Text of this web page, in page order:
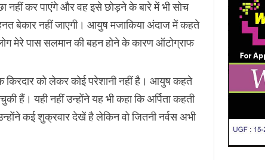
नहीं कर पाएंगे और वह इसे छोड़ने के बारे में भी सोच
बेकार नहीं जाएगी। आयुष मजाकिया अंदाज में कहते
मेरे पास सलमान की बहन होने के कारण ऑटोग्राफ
किरदार को लेकर कोई परेशानी नहीं है। आयुष कहते
हैं। यही नहीं उन्होंने यह भी कहा कि अर्पिता कहती
कई शुक्रवार देखें है लेकिन वो जितनी नर्वस अभी